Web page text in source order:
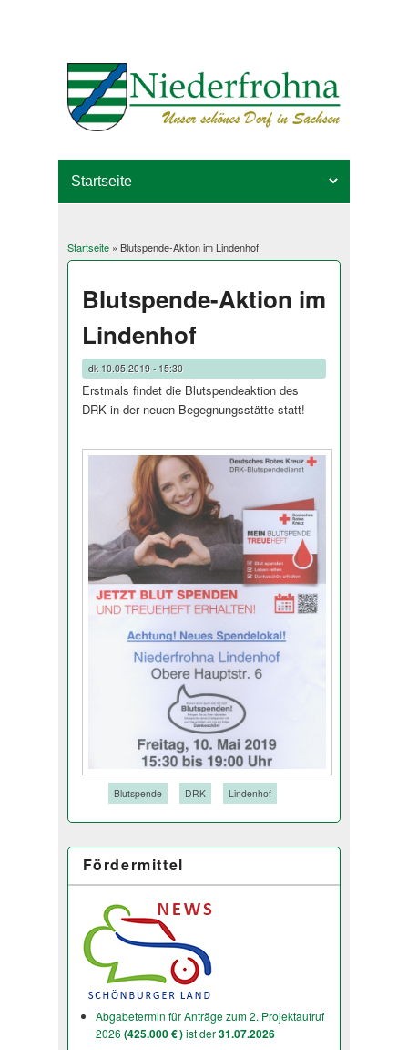
Sie sind hier
Startseite» Blutspende-Aktion im Lindenhof
Blutspende-Aktion im
Lindenhof
dk10.05.2019 - 15:30
Erstmals findet die Blutspendeaktion des
DRK in der neuen Begegnungsstätte stat­t!
Blutspende DRK Lindenhof
Fördermittel
Abgabetermin für Anträge zum 2. Projektaufruf
2026 (425.000 € )ist der31.07.2026